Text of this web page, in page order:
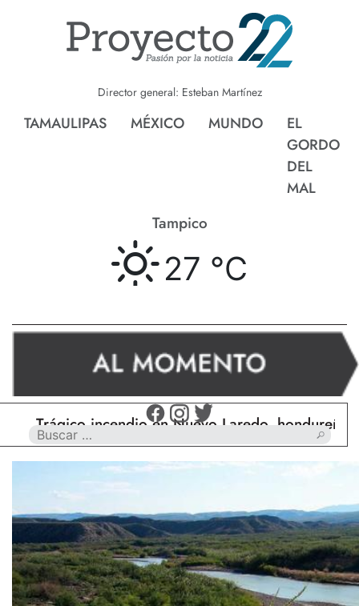
Director general: Esteban Martínez
TAMAULIPAS MÉXICO MUNDO
EL
GORDO
DEL
MAL
Tampico
27 °C
Trágico incendio en Nuevo Laredo, hondureño